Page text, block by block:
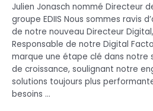
Julien Jonasch nommé Directeur
groupe EDIIS Nous sommes ravis
de notre nouveau Directeur
Responsable de notre Digital
marque une étape clé dans notre
de croissance, soulignant notre
solutions toujours plus
besoins …